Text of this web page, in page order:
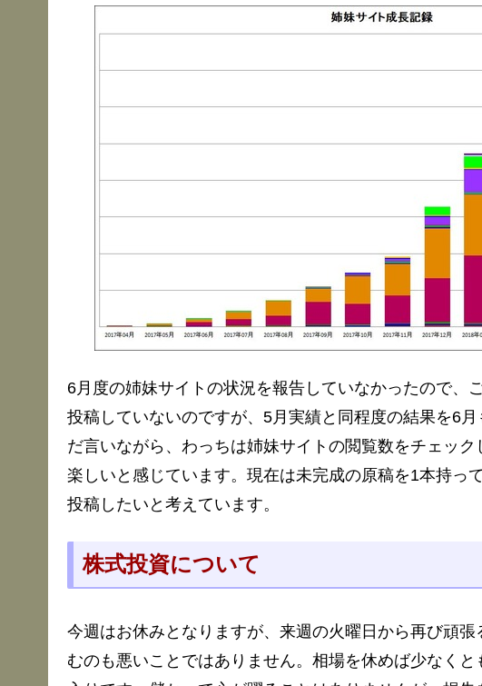
6月度の姉妹サイトの状況を報告していなかったので、
投稿していないのですが、5月実績と同程度の結果を6
だ言いながら、わっちは姉妹サイトの閲覧数をチェッ
楽しいと感じています。現在は未完成の原稿を1本持っ
投稿したいと考えています。
株式投資について
今週はお休みとなりますが、来週の火曜日から再び頑
むのも悪いことではありません。相場を休めば少なく